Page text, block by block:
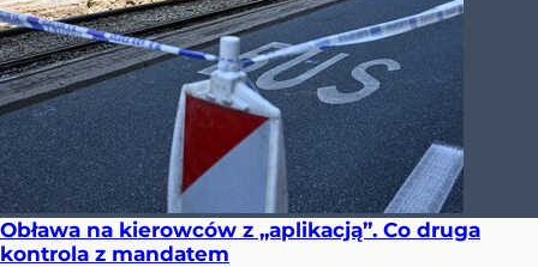
Obława na kierowców z „aplikacją”. Co druga
kontrola z mandatem